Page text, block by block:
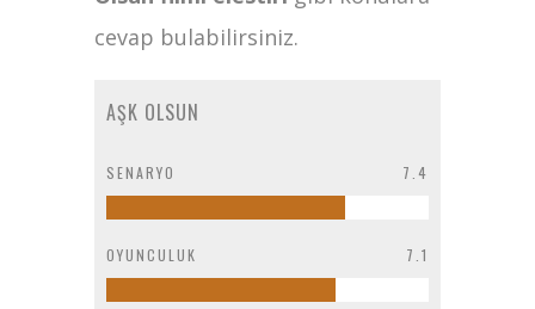
cevap bulabilirsiniz.
AŞK OLSUN
SENARYO 7.4
OYUNCULUK 7.1